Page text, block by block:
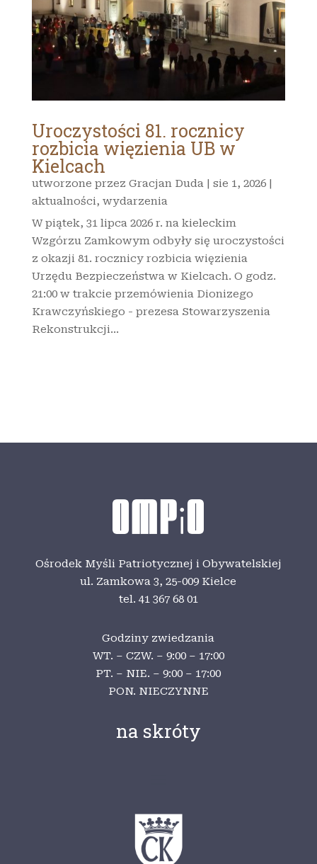
Uroczystości 81. rocznicy
rozbicia więzienia UB w
Kielcach
utworzone przez Gracjan Duda| sie 1, 2026|
aktualności, wydarzenia
W piątek, 31 lipca 2026 r. na kieleckim
Wzgórzu Zamkowym odbyły się uroczystości
z okazji 81. rocznicy rozbicia więzienia
Urzędu Bezpieczeństwa w Kielcach. O godz.
21:00 w trakcie przemówienia Dionizego
Krawczyńskiego - prezesa Stowarzyszenia
Rekonstrukcji...
Ośrodek Myśli Patriotycznej i Obywatelskiej
ul. Zamkowa 3,25-009 Kielce
tel. 41 367 68 01
Godziny zwiedzania
WT. – CZW. – 9:00 – 17:00
PT. – NIE. – 9:00 – 17:00
PON. NIECZYNNE
na skróty